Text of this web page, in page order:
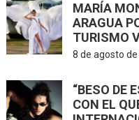
MARÍA
ARAGUA
TURISMO
8 de agosto
“BESO DE
CON EL